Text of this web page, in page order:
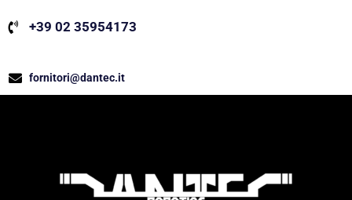
+39 02 35954173
fornitori@dantec.it